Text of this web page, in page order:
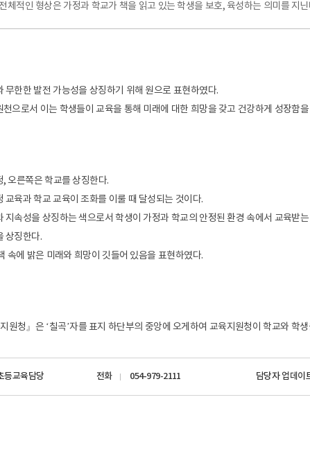
체적인 형상은 가정과 학교가 책을 읽고 있는 학생을 보호, 육성하는 의미를 지닌
무한한 발전 가능성을 상징하기 위해 원으로 표현하였다.
으로서 이는 학생들이 교육을 통해 미래에 대한 희망을 갖고 건강하게 성장함
오른쪽은 학교를 상징한다.
교육과 학교 교육이 조화를 이룰 때 달성되는 것이다.
지속성을 상징하는 색으로서 학생이 가정과 학교의 안정된 환경 속에서 교육받
상징한다.
속에 밝은 미래와 희망이 깃들어 있음을 표현하였다.
원청』은 ‘칠곡’자를 표지 하단부의 중앙에 오게하여 교육지원청이 학교와 학
등교육담당 전화 054-979-2111 담당자 업데이